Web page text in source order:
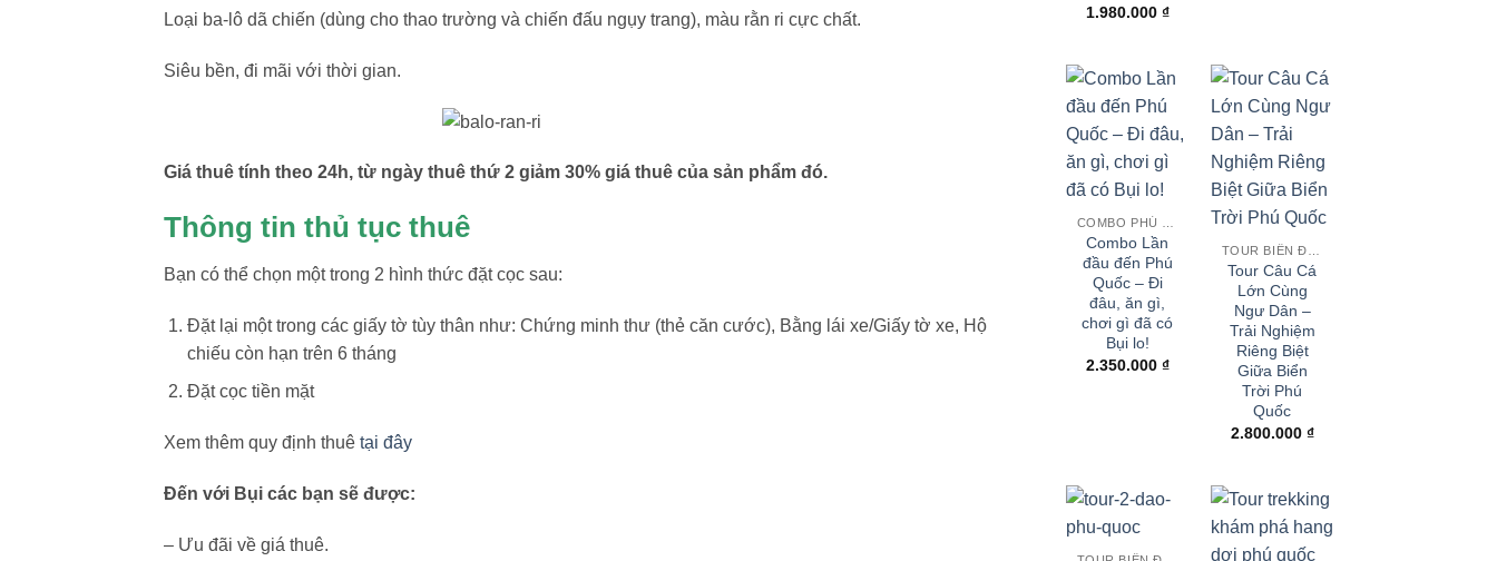
Loại ba-lô dã chiến (dùng cho thao trường và chiến đấu ngụy trang), màu rằn ri cực chất.
Siêu bền, đi mãi với thời gian.
Giá thuê tính theo 24h, từ ngày thuê thứ 2 giảm 30% giá thuê của sản phẩm đó.
Thông tin thủ tục thuê
Bạn có thể chọn một trong 2 hình thức đặt cọc sau:
Đặt lại một trong các giấy tờ tùy thân như: Chứng minh thư (thẻ căn cước), Bằng lái xe/Giấy tờ xe, Hộ
chiếu còn hạn trên 6 tháng
Đặt cọc tiền mặt
Xem thêm quy định thuê tại đây
Đến với Bụi các bạn sẽ được:
– Ưu đãi về giá thuê.
1.980.000 ₫
Combo Lần
đầu đến Phú
Quốc – Đi
đâu, ăn gì,
chơi gì đã có
Bụi lo!
2.350.000 ₫
Tour Câu Cá
Lớn Cùng
Ngư Dân –
Trải Nghiệm
Riêng Biệt
Giữa Biển
Trời Phú
Quốc
2.800.000 ₫